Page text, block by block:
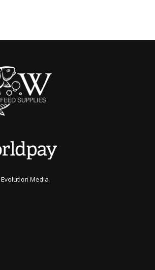
Evolution Media.